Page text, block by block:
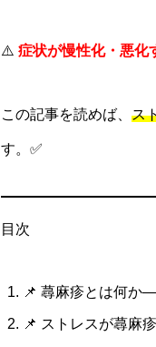
⚠️ 症状が慢性化・悪化
この記事を読めば、 ス
す。✅
目次
📌 蕁麻疹とは何か
📌 ストレスが蕁麻